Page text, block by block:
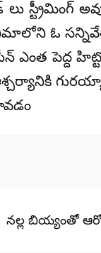
స్ట్రీమింగ్
ఓ
పెద్ద
నల్ల బియ్యంతో